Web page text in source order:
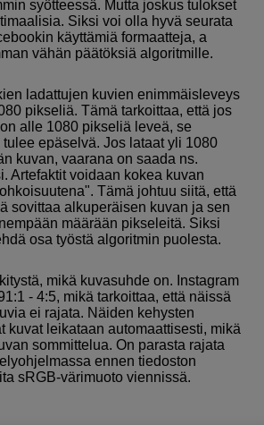
syötteessä. Mutta joskus tulokset
Siksi voi olla hyvä seurata
käyttämiä formaatteja, a
vähän päätöksiä algoritmille.
ladattujen kuvien enimmäisleveys
pikseliä. Tämä tarkoittaa, että jos
alle 1080 pikseliä leveä, se
epäselvä. Jos lataat yli 1080
kuvan, vaarana on saada ns.
Artefaktit voidaan kokea kuvan
Tämä johtuu siitä, että
sovittaa alkuperäisen kuvan ja sen
määrään pikseleitä. Siksi
osa työstä algoritmin puolesta.
mikä kuvasuhde on. Instagram
- 4:5, mikä tarkoittaa, että näissä
ei rajata. Näiden kehysten
kuvat leikataan automaattisesti, mikä
sommittelua. On parasta rajata
ennen tiedoston
sRGB-värimuoto viennissä.